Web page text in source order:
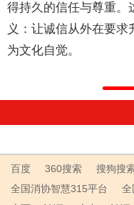
得持久的信任与尊重。
义：让诚信从外在要
为文化自觉。
百度 360搜索 搜狗搜
全国消协智慧315平台
全